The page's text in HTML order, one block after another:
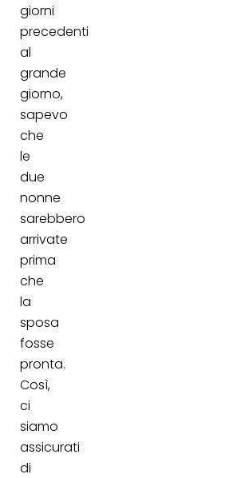
giorni
precedenti
al
grande
giorno,
sapevo
che
le
due
nonne
sarebbero
arrivate
prima
che
la
sposa
fosse
pronta.
Così,
ci
siamo
assicurati
di